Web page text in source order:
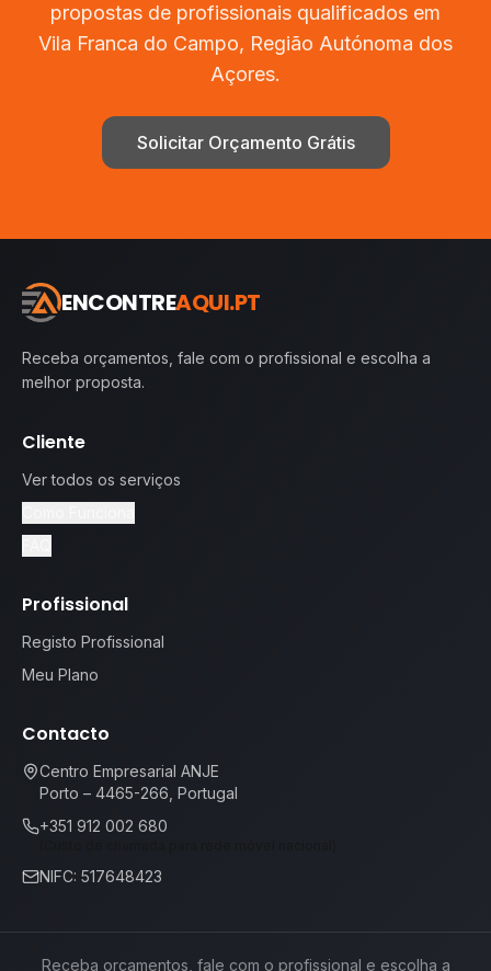
propostas de profissionais qualificados em
Vila Franca do Campo, Região Autónoma dos
Açores.
Solicitar Orçamento Grátis
ENCONTREAQUI.PT
Receba orçamentos, fale com o profissional e escolha a
melhor proposta.
Cliente
Ver todos os serviços
Profissional
Registo Profissional
Meu Plano
Contacto
Centro Empresarial ANJE
Porto – 4465-266, Portugal
+351 912 002 680
NIFC: 517648423
Receba orçamentos, fale com o profissional e escolha a